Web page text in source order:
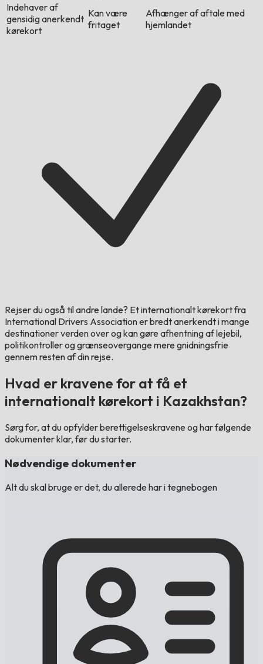
Indehaver af
gensidig anerkendt
kørekort
Kan være
fritaget
Afhænger af aftale med
hjemlandet
Rejser du også til andre lande? Et internationalt kørekort fra
International Drivers Association er bredt anerkendt i mange
destinationer verden over og kan gøre afhentning af lejebil,
politikontroller og grænseovergange mere gnidningsfrie
gennem resten af din rejse.
Hvad er kravene for at få et
internationalt kørekort i Kazakhstan?
Sørg for, at du opfylder berettigelseskravene og har følgende
dokumenter klar, før du starter.
Nødvendige dokumenter
Alt du skal bruge er det, du allerede har i tegnebogen